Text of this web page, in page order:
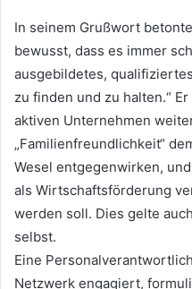
In seinem Grußwort
bewusst, dass es immer
ausgebildetes,
zu finden und zu halten.“
aktiven Unternehmen
„Familienfreundlichkeit“
Wesel entgegenwirken,
als Wirtschaftsförderung
werden soll. Dies gelte
selbst.
Eine
Netzwerk engagiert,